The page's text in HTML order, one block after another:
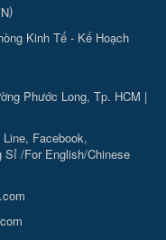
)
Kinh Tế - Kế Hoạch
Phước Long, Tp. HCM |
Facebook,
Sỉ /For English/Chinese